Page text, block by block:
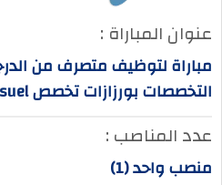
عنوان المباراة :
مباراة لتوظيف متصرف من
التخصصات بورزازات تخصص Audiovisuel
عدد المناصب :
منصب واحد (1)